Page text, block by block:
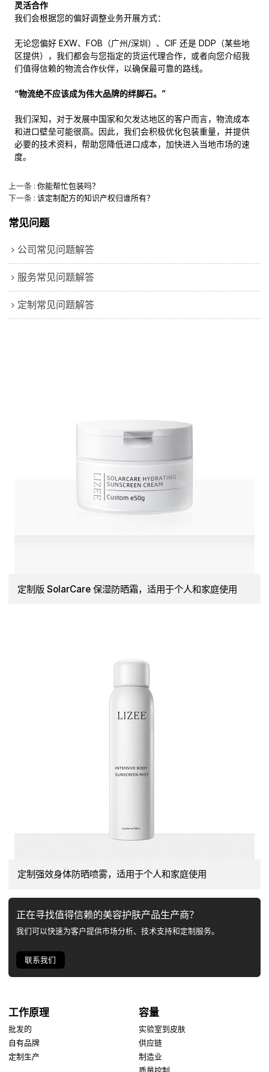
灵活合作
我们会根据您的偏好调整业务开展方式：
无论您偏好 EXW、FOB（广州/深圳）、CIF 还是 DDP（某些地
区提供），我们都会与您指定的货运代理合作，或者向您介绍我
们值得信赖的物流合作伙伴，以确保最可靠的路线。
“物流绝不应该成为伟大品牌的绊脚石。”
我们深知，对于发展中国家和欠发达地区的客户而言，物流成本
和进口壁垒可能很高。因此，我们会积极优化包装重量，并提供
必要的技术资料，帮助您降低进口成本，加快进入当地市场的速
度。
上一条
你能帮忙包装吗？
下一条
该定制配方的知识产权归谁所有？
常见问题
公司常见问题解答
服务常见问题解答
定制常见问题解答
定制版 SolarCare 保湿防晒霜，适用于个人和家庭使用
定制强效身体防晒喷雾，适用于个人和家庭使用
正在寻找值得信赖的美容护肤产品生产商？
我们可以快速为客户提供市场分析、技术支持和定制服务。
联系我们
工作原理
批发的
自有品牌
定制生产
容量
实验室到皮肤
供应链
制造业